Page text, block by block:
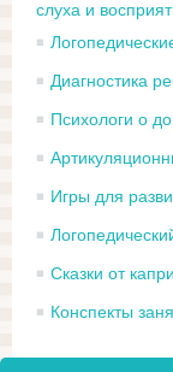
слуха и
Диагностика
Психологи о
Игры для
Сказки от
Конспекты